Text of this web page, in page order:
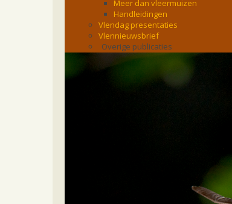
Meer dan vleermuizen
Handleidingen
Vlendag presentaties
Vlennieuwsbrief
Overige publicaties
zoonose info (rabies, corona, etc)
rapporten